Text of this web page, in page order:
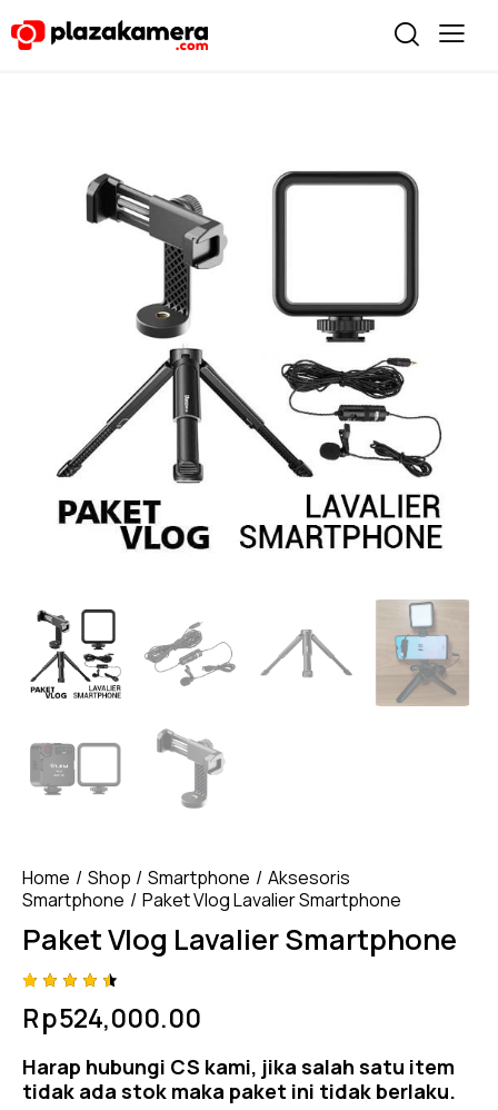
Home Shop Smartphone
Aksesoris
Smartphone
Paket Vlog Lavalier Smartphone
Paket Vlog Lavalier Smartphone
4.50
out of
based
on
custom
Rp524,000.00
Harap hubungi CS kami, jika salah satu item
tidak ada stok maka paket ini tidak berlaku.